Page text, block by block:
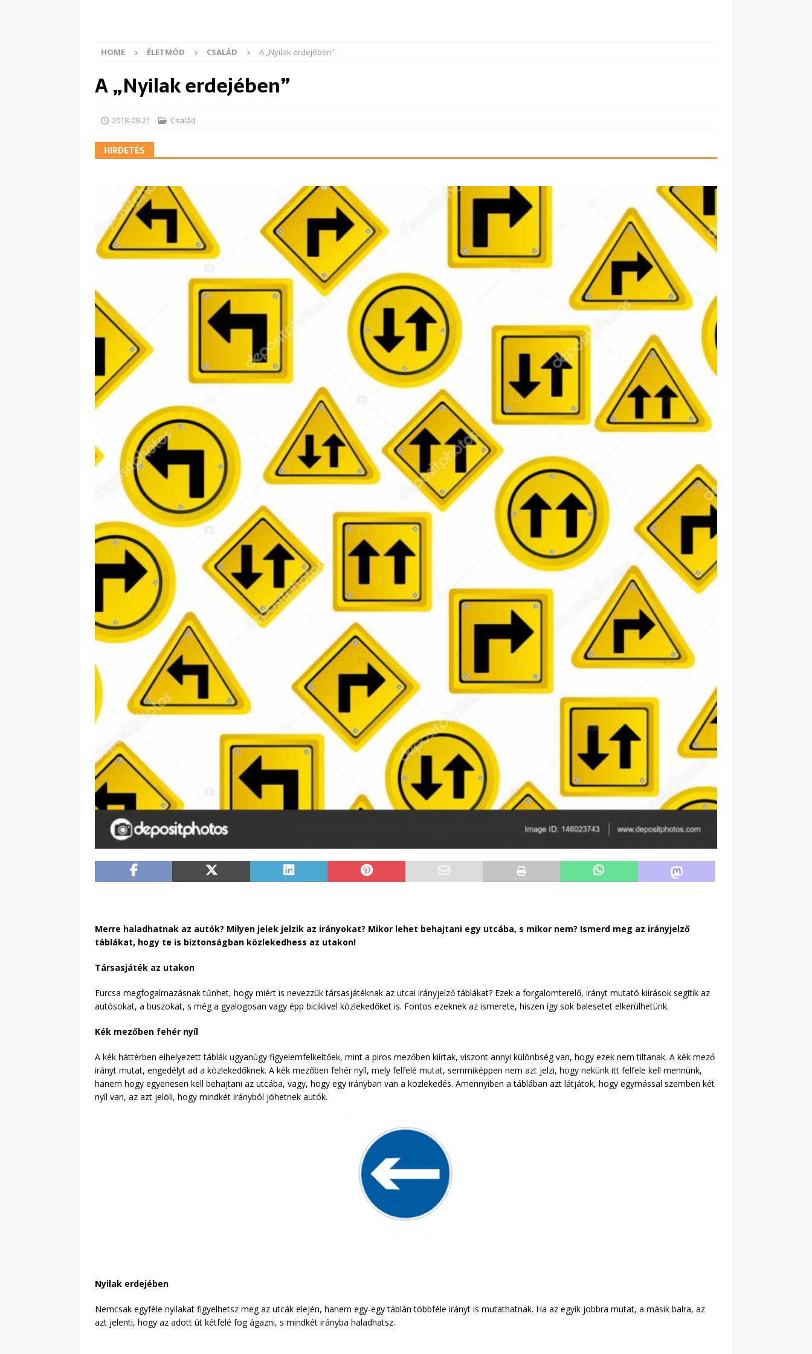
HOME ÉLETMÓD CSALÁD A „Nyilak erdejében”
A „Nyilak erdejében”
2018-09-21 Család
HIRDETÉS
Merre haladhatnak az autók? Milyen jelek jelzik az irányokat? Mikor lehet behajtani egy utcába, s mikor nem? Ismerd meg az irányjelző
táblákat, hogy te is biztonságban közlekedhess az utakon!
Társasjáték az utakon
Furcsa megfogalmazásnak tűnhet, hogy miért is nevezzük társasjátéknak az utcai irányjelző táblákat? Ezek a forgalomterelő, irányt mutató kiírások segítik az
autósokat, a buszokat, s még a gyalogosan vagy épp biciklivel közlekedőket is. Fontos ezeknek az ismerete, hiszen így sok balesetet elkerülhetünk.
Kék mezőben fehér nyíl
A kék háttérben elhelyezett táblák ugyanúgy figyelemfelkeltőek, mint a piros mezőben kiírtak, viszont annyi különbség van, hogy ezek nem tiltanak. A kék mező
irányt mutat, engedélyt ad a közlekedőknek. A kék mezőben fehér nyíl, mely felfelé mutat, semmiképpen nem azt jelzi, hogy nekünk itt felfele kell mennünk,
hanem hogy egyenesen kell behajtani az utcába, vagy, hogy egy irányban van a közlekedés. Amennyiben a táblában azt látjátok, hogy egymással szemben két
nyíl van, az azt jelöli, hogy mindkét irányból jöhetnek autók.
Nyilak erdejében
Nemcsak egyféle nyilakat figyelhetsz meg az utcák elején, hanem egy-egy táblán többféle irányt is mutathatnak. Ha az egyik jobbra mutat, a másik balra, az
azt jelenti, hogy az adott út kétfelé fog ágazni, s mindkét irányba haladhatsz.